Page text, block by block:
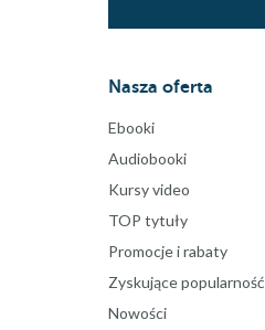
Nasza oferta
Ebooki
Audiobooki
Kursy video
TOP tytuły
Promocje i rabaty
Zyskujące popularność
Nowości